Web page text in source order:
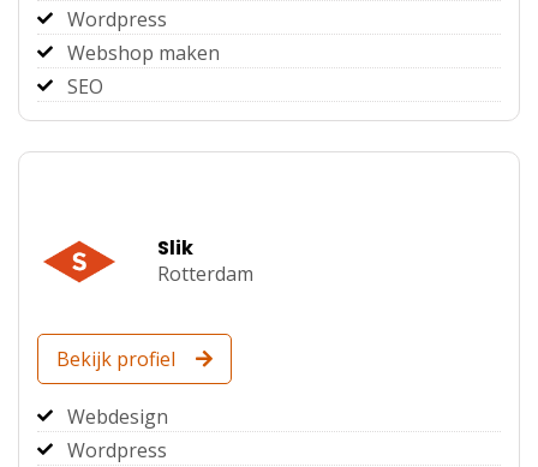
Wordpress
Webshop maken
SEO
Slik
Rotterdam
Bekijk profiel
Webdesign
Wordpress